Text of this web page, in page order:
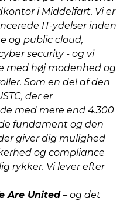
i Middelfart. Vi er
IT-ydelser inden
og public cloud,
security - og vi
med høj modenhed og
Som en del af den
der er
med mere end 4.300
fundament og den
giver dig mulighed
og compliance
rykker. Vi lever efter
Are United– og det